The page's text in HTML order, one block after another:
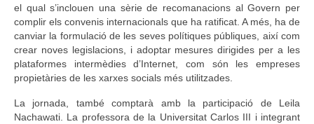
el qual s’inclouen una sèrie de recomanacions al Govern per
complir els convenis internacionals que ha ratificat. A més, ha de
canviar la formulació de les seves polítiques públiques, així com
crear noves legislacions, i adoptar mesures dirigides per a les
plataformes intermèdies d’Internet, com són les empreses
propietàries de les xarxes socials més utilitzades.
La jornada, també comptarà amb la participació de Leila
Nachawati. La professora de la Universitat Carlos III i integrant